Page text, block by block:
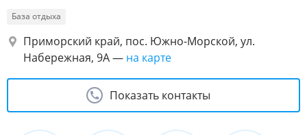
База отдыха
Приморский край, пос. Южно-Морской, ул.
Набережная, 9А— на карте
Показать контакты